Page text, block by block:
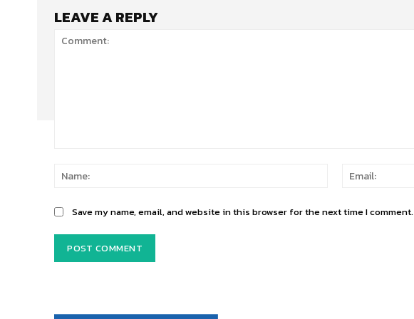
LEAVE A REPLY
Name:
Save my name, email, and website in this browser for the next time I comment.